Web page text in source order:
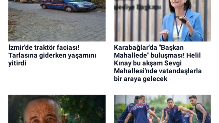
İzmir'de traktör faciası!
Tarlasına giderken yaşamını
yitirdi
Karabağlar'da "Başkan
Mahallede" buluşması! Helil
Kınay bu akşam Sevgi
Mahallesi'nde vatandaşlarla
bir araya gelecek